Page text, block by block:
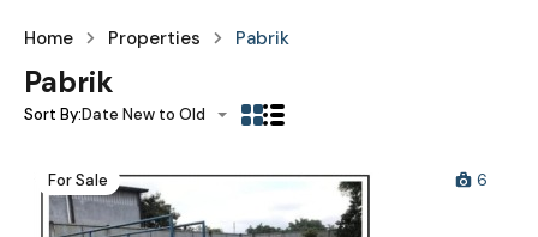
Home Properties Pabrik
Pabrik
Sort By:Date New to Old
For Sale 6